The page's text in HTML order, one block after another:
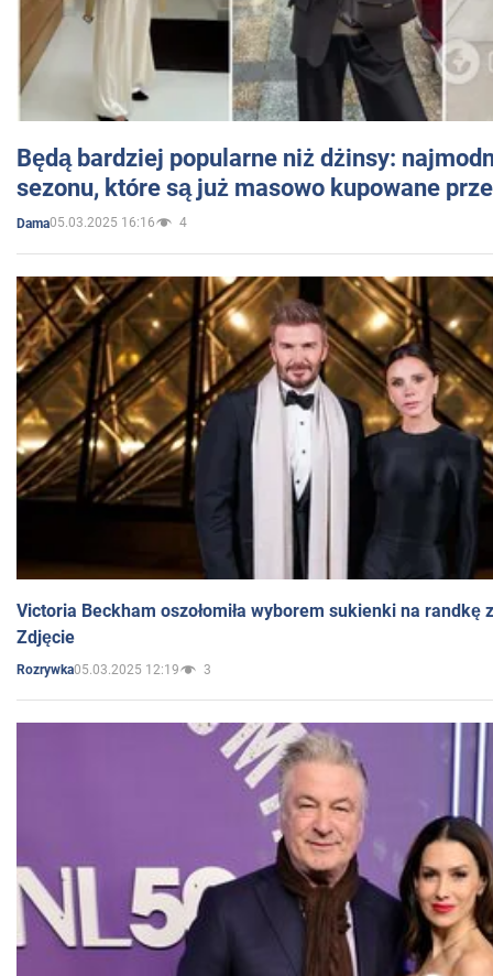
Będą bardziej popularne niż dżinsy:
sezonu, które są już masowo kupowane
Dama05.03.2025 16:16 4
Victoria Beckham oszołomiła wyborem sukienki na randkę
Zdjęcie
Rozrywka05.03.2025 12:19 3